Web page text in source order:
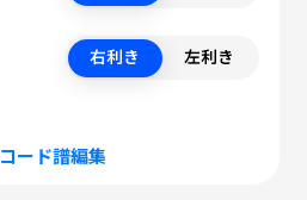
右利き 左利き
コード譜編集